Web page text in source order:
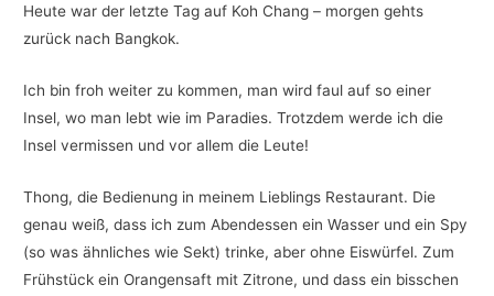
Heute war der letzte Tag auf Koh Chang – morgen gehts
zurück nach Bangkok.
Ich bin froh weiter zu kommen, man wird faul auf so einer
Insel, wo man lebt wie im Paradies. Trotzdem werde ich die
Insel vermissen und vor allem die Leute!
Thong, die Bedienung in meinem Lieblings Restaurant. Die
genau weiß, dass ich zum Abendessen ein Wasser und ein Spy
(so was ähnliches wie Sekt) trinke, aber ohne Eiswürfel. Zum
Frühstück ein Orangensaft mit Zitrone, und dass ein bisschen